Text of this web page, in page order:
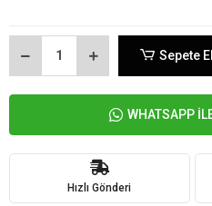
Sepete
WHATSAPP
Hızlı Gönderi